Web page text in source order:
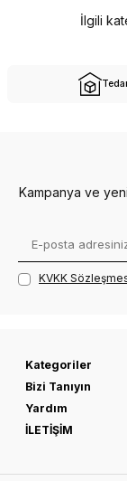
İlgili
Kampanya ve
KVKK
Kategoriler
Bizi Tanıyın
Yardım
İLETİŞİM